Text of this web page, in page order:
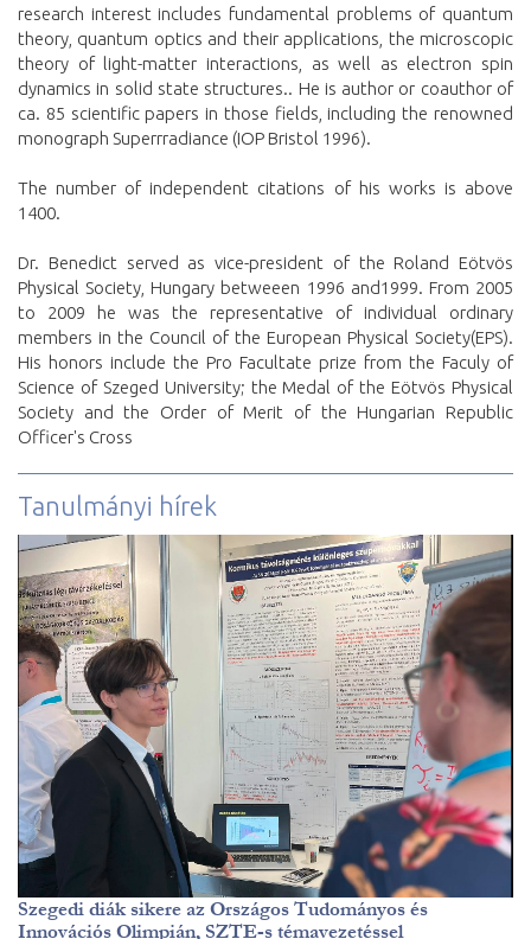
research interest includes fundamental problems of quantum
theory, quantum optics and their applications, the microscopic
theory of light-matter interactions, as well as electron spin
dynamics in solid state structures.. He is author or coauthor of
ca. 85 scientific papers in those fields, including the renowned
monograph Superrradiance (IOP Bristol 1996).
The number of independent citations of his works is above
1400.
Dr. Benedict served as vice-president of the Roland Eötvös
Physical Society, Hungary betweeen 1996 and1999. From 2005
to 2009 he was the representative of individual ordinary
members in the Council of the European Physical Society(EPS).
His honors include the Pro Facultate prize from the Faculy of
Science of Szeged University; the Medal of the Eötvös Physical
Society and the Order of Merit of the Hungarian Republic
Officer's Cross
Tanulmányi hírek
Szegedi diák sikere az Országos Tudományos és
Innovációs Olimpián, SZTE-s témavezetéssel